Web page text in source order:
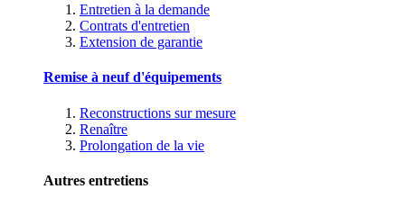
Entretien à la demande
Contrats d'entretien
Extension de garantie
Remise à neuf d'équipements
Reconstructions sur mesure
Renaître
Prolongation de la vie
Autres entretiens